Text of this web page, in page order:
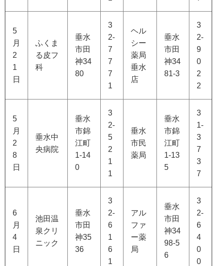
5
月
2
1
日
ふくま
る皮フ
科
垂水
市田
神34
80
3
2-
7
7
7
1
ヘル
シー
薬局
垂水
店
垂水
市田
神34
81-3
3
2-
9
0
2
2
5
月
2
8
日
垂水中
央病院
垂水
市錦
江町
1-14
0
3
2-
5
2
1
1
垂水
市民
薬局
垂水
市錦
江町
1-13
5
3
1-
3
7
3
7
6
月
4
日
池田温
泉クリ
ニック
垂水
市田
神35
36
3
2-
6
1
6
1
アル
ファ
ー薬
局
垂水
市田
神34
98-5
6
3
2-
6
4
0
0